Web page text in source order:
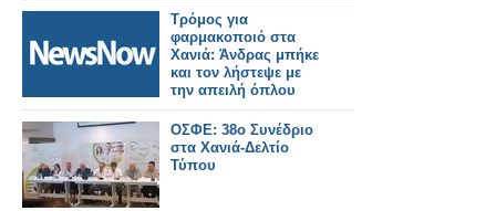
Φαρμακοποιών
Μανώλης
Κατσαράκης
Tρόμος για
φαρμακοποιό στα
Χανιά: Άνδρας μπήκε
και τον λήστεψε με
την απειλή όπλου
ΟΣΦΕ: 38ο Συνέδριο
στα Χανιά-Δελτίο
Τύπου